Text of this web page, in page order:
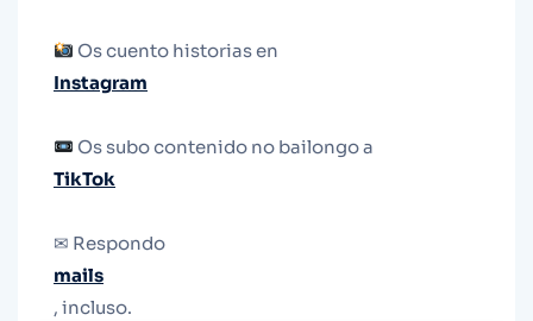
Os cuento historias en
Instagram
Os subo contenido no bailongo a
TikTok
✉ Respondo
mails
, incluso.